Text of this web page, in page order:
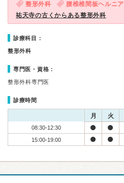
整形外科 腰椎椎間板ヘルニア
祐天寺の古くからある整形外科
診療科目：
整形外科
専門医・資格：
整形外科専門医
診療時間
月 火
08:30-12:30
15:00-19:00